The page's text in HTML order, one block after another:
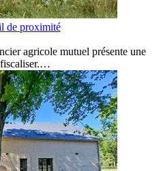
de proximité
agricole mutuel présente une